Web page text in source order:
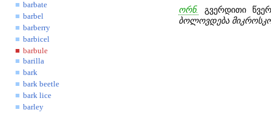
barbate
barbel
barberry
barbicel
barbule
barilla
bark
bark beetle
bark lice
barley
ორნ.
გვერდითი
ბოლოვდება